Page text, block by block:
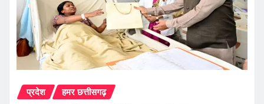
प्रदेश हमर छत्तीसगढ़